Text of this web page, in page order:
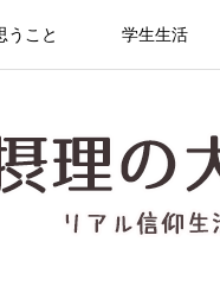
うこと 学生生活